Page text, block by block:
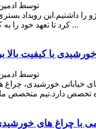
توسط ادمین در
گوانگژو را داشتیم.این رویداد
کرد تا تعهد خود را به کیفیت و نوآوری در ...
با کیفیت بالا
توسط ادمین در
خیابانی خورشیدی، چراغ
با چراغ های